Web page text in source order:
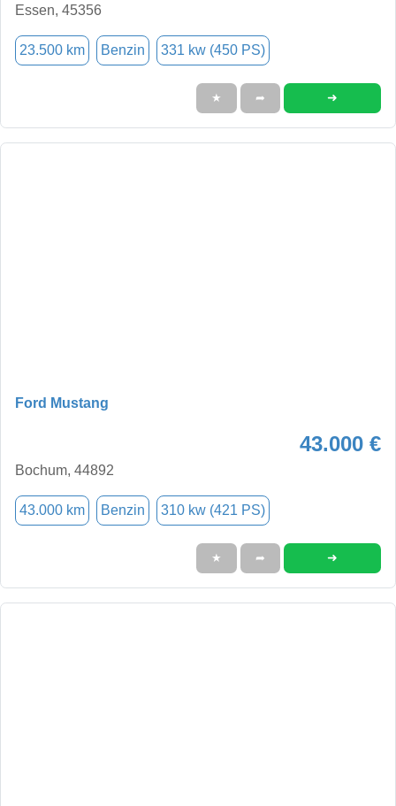
Essen, 45356
23.500 km Benzin 331 kw (450 PS)
★ ➦ ➜
Ford Mustang
43.000 €
Bochum, 44892
43.000 km Benzin 310 kw (421 PS)
★ ➦ ➜